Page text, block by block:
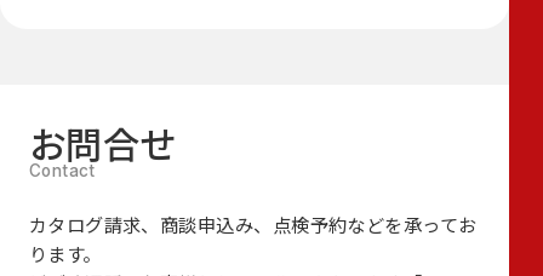
お問合せ
カタログ請求、商談申込み、点検予約などを承ってお
ります。